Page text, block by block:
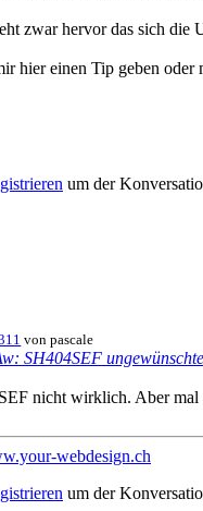
zwar hervor das sich die
hier einen Tip geben oder
um der
vonpascale
SH404SEF
nicht wirklich. Aber
webdesign.ch
um der